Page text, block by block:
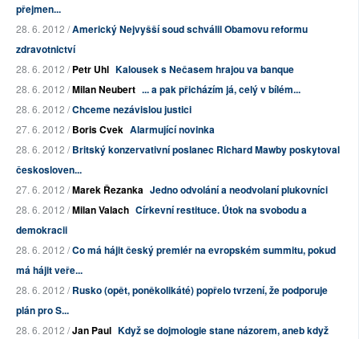
přejmen...
28. 6. 2012 /Americký Nejvyšší soud schválil Obamovu reformu
zdravotnictví
28. 6. 2012 /Petr Uhl Kalousek s Nečasem hrajou va banque
28. 6. 2012 /Milan Neubert ... a pak přicházím já, celý v bílém...
28. 6. 2012 /Chceme nezávislou justici
27. 6. 2012 /Boris Cvek Alarmující novinka
28. 6. 2012 /Britský konzervativní poslanec Richard Mawby poskytoval
českosloven...
27. 6. 2012 /Marek Řezanka Jedno odvolání a neodvolaní plukovníci
28. 6. 2012 /Milan Valach Církevní restituce. Útok na svobodu a
demokracii
28. 6. 2012 /Co má hájit český premiér na evropském summitu, pokud
má hájit veře...
28. 6. 2012 /Rusko (opět, poněkolikáté) popřelo tvrzení, že podporuje
plán pro S...
28. 6. 2012 /Jan Paul Když se dojmologie stane názorem, aneb když